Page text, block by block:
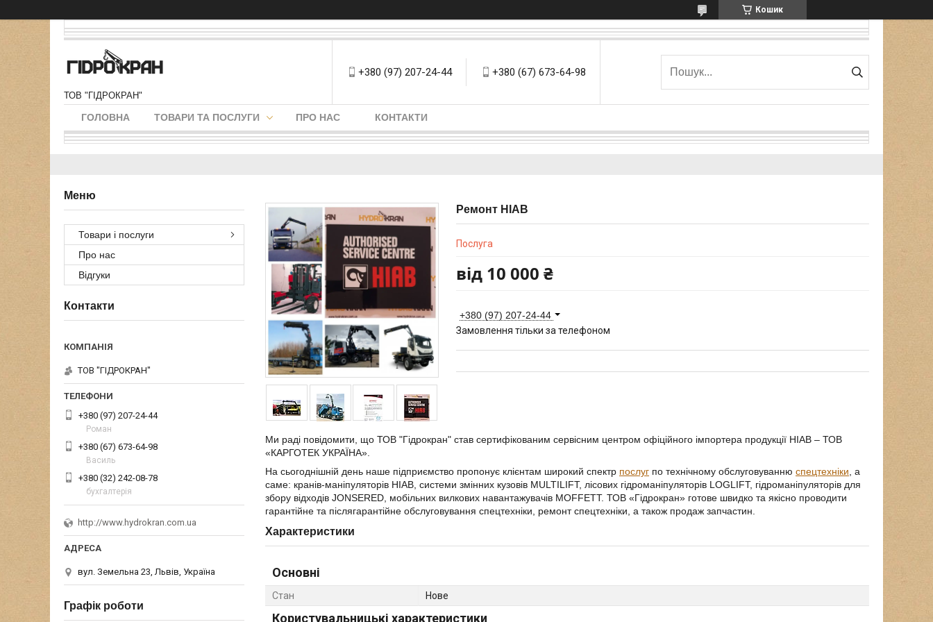
Кошик
ТОВ "ГІДРОКРАН"
+380 (97) 207-24-44 +380 (67) 673-64-98
ГОЛОВНА ТОВАРИ ТА ПОСЛУГИ ПРО НАС КОНТАКТИ
Ремонт HIAB
Послуга
від 10 000 ₴
+380 (97) 207-24-44
Замовлення тільки за телефоном
Ми раді повідомити, що ТОВ "Гідрокран" став сертифікованим сервісним центром офіційного імпортера продукції HIAB – ТОВ
«КАРГОТЕК УКРАЇНА».
На сьогоднішній день наше підприємство пропонує клієнтам широкий спектр послуг по технічному обслуговуванню спецтехніки , а
саме: кранів-маніпуляторів HIAB, системи змінних кузовів MULTILIFT, лісових гідроманіпуляторів LOGLIFT, гідроманіпуляторів для
збору відходів JONSERED, мобільних вилкових навантажувачів MOFFETT. ТОВ «Гідрокран» готове швидко та якісно проводити
гарантійне та післягарантійне обслуговування спецтехніки, ремонт спецтехніки, а також продаж запчастин.
Характеристики
Основні
Стан Нове
Користувальницькі характеристики
Товари і послуги
Про нас
Відгуки
Контакти
ТОВ "ГІДРОКРАН"
+380 (97) 207-24-44
Роман
+380 (67) 673-64-98
Василь
+380 (32) 242-08-78
бухгалтерія
http://www.hydrokran.com.ua
вул. Земельна 23, Львів, Україна
Графік роботи